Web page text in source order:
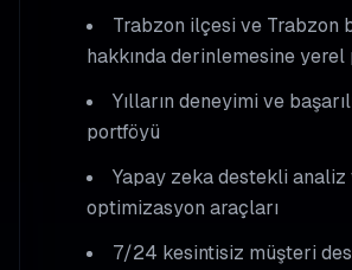
Trabzon ilçesi ve Trabzon
hakkında derinlemesine
Yılların deneyimi ve
portföyü
Yapay zeka destekli analiz
optimizasyon araçları
7/24 kesintisiz müşteri